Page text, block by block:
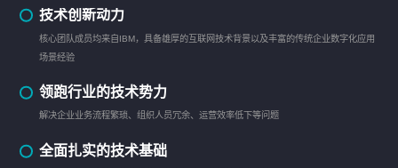
技术创新动力
核心团队成员均来自IBM，具备雄厚的互联网技术背景以及丰富的传统企业数字化应用
场景经验
领跑行业的技术势力
解决企业业务流程繁琐、组织人员冗余、运营效率低下等问题
全面扎实的技术基础